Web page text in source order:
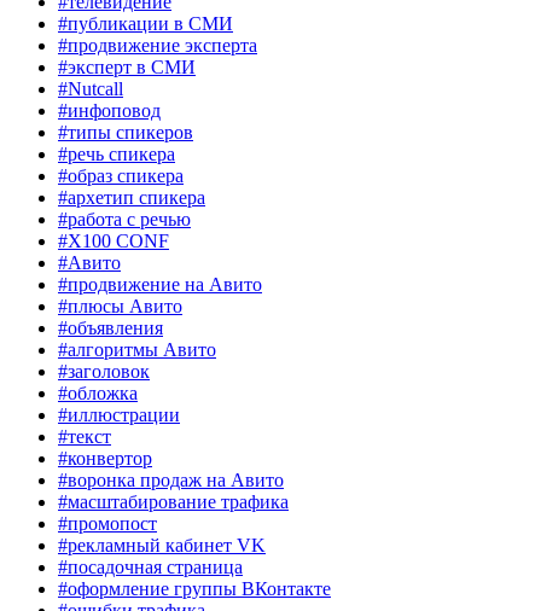
#публикации в СМИ
#продвижение эксперта
#эксперт в СМИ
#Nutcall
#инфоповод
#типы спикеров
#речь спикера
#образ спикера
#архетип спикера
#работа с речью
#X100 CONF
#Авито
#продвижение на Авито
#плюсы Авито
#объявления
#алгоритмы Авито
#заголовок
#обложка
#иллюстрации
#текст
#конвертор
#воронка продаж на Авито
#масштабирование трафика
#промопост
#рекламный кабинет VK
#посадочная страница
#оформление группы ВКонтакте